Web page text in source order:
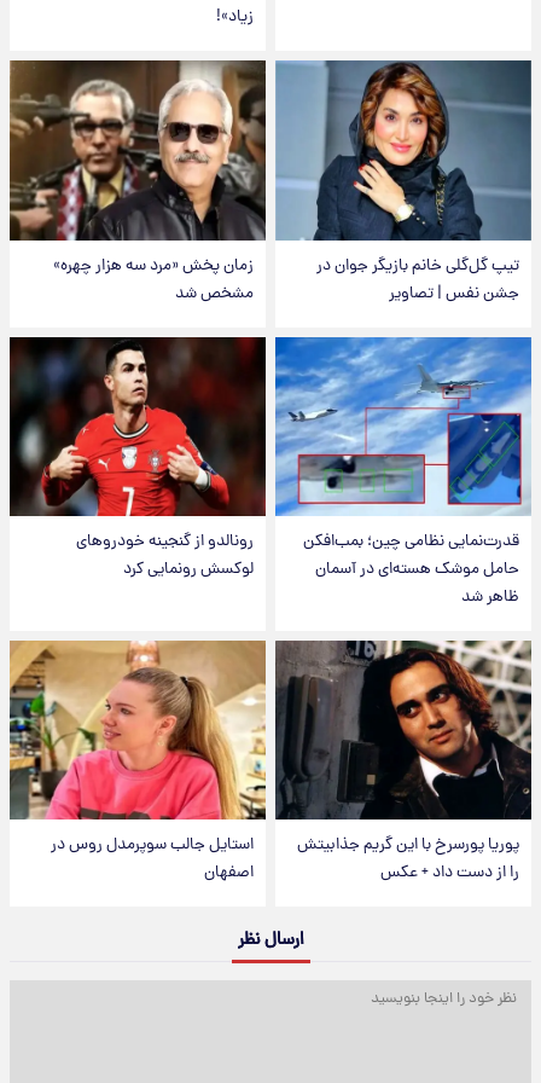
زیاد»!
تیپ گل‌گلی خانم بازیگر جوان در
جشن نفس | تصاویر
زمان پخش «مرد سه هزار چهره»
مشخص شد
قدرت‌نمایی نظامی چین؛ بمب‌افکن
حامل موشک هسته‌ای در آسمان
ظاهر شد
رونالدو از گنجینه خودروهای
لوکسش رونمایی کرد
پوریا پورسرخ با این گریم جذابیتش
را از دست داد + عکس
استایل جالب سوپرمدل روس در
اصفهان
ارسال نظر